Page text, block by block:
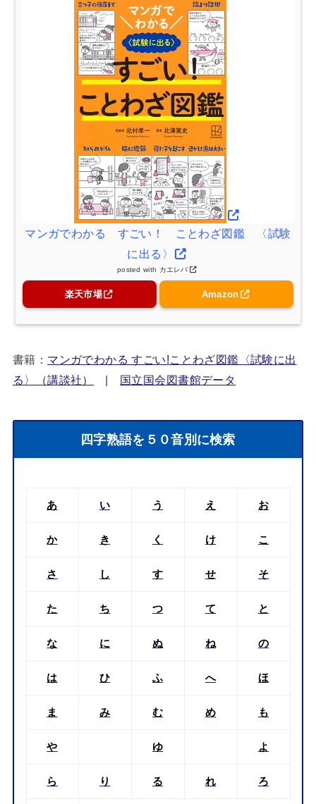
マンガでわかる すごい！ ことわざ図鑑 〈試験
に出る〉
posted with カエレバ
楽天市場 Amazon
書籍： マンガでわかる すごい!ことわざ図鑑〈試験に出
る〉（講談社）
国立国会図書館データ
四字熟語を５０音別に検索
あ い う え お
か き く け こ
さ し す せ そ
た ち つ て と
な に ぬ ね の
は ひ ふ へ ほ
ま み む め も
や ゆ よ
ら り る れ ろ